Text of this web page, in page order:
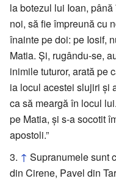
la botezul lui Ioan,
noi, să fie împreună cu
înainte pe doi: pe Iosif,
Matia. Şi, rugându-se,
inimile tuturor, arată pe
ia locul acestei slujiri şi
ca să meargă în locul
pe Matia, şi s-a socotit
apostoli.”
↑ Supranumele sunt
din Cirene, Pavel din